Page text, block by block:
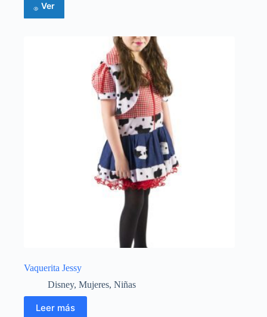
Ver
Vaquerita Jessy
Disney, Mujeres, Niñas
Leer más